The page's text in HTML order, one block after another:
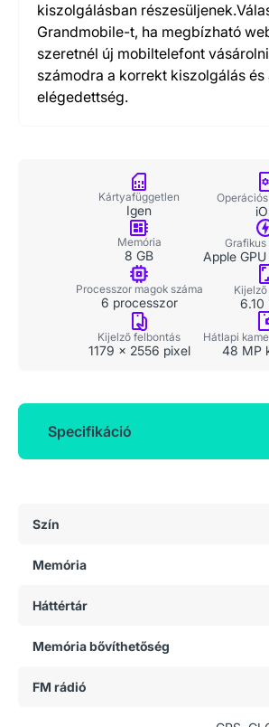
kiszolgálásban
Grandmobile-t, ha megbízható
szeretnél új mobiltelefont
számodra a korrekt kiszolgálás és
elégedettség.
Kártyafüggetlen
Igen
Memória
8 GB Apple
Processzor magok száma
6 processzor 6.10
Kijelző felbontás
1179 x 2556 pixel
Hátlapi
48 MP
Specifikáció
Szín
Memória
Háttértár
Memória bővíthetőség
FM rádió